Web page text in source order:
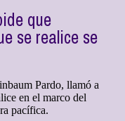
que
se realice se
Pardo, llamó a
en el marco del
pacífica.